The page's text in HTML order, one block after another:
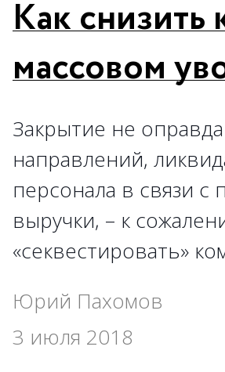
Как снизить
массовом
Закрытие не
направлений,
персонала в связи
выручки, – к
«секвестировать»
Юрий Пахомов
3 июля 2018